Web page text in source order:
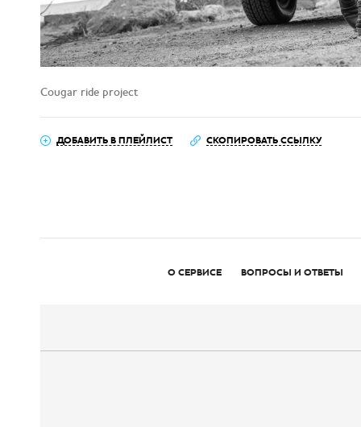
Cougar ride project
ДОБАВИТЬ В ПЛЕЙЛИСТ СКОПИРОВАТЬ ССЫЛКУ
О СЕРВИСЕ ВОПРОСЫ И ОТВЕТЫ